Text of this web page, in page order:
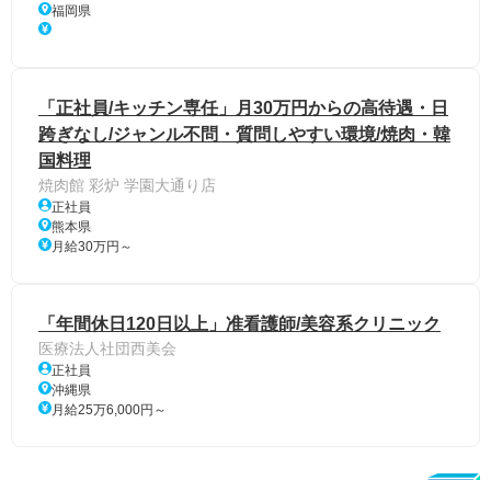
福岡県
「正社員/キッチン専任」月30万円からの高待遇・日
跨ぎなし/ジャンル不問・質問しやすい環境/焼肉・韓
国料理
焼肉館 彩炉 学園大通り店
正社員
熊本県
月給30万円～
「年間休日120日以上」准看護師/美容系クリニック
医療法人社団西美会
正社員
沖縄県
月給25万6,000円～